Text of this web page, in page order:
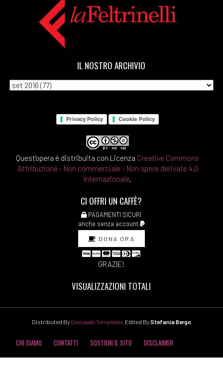
IL NOSTRO ARCHIVIO
Privacy Policy Cookie Policy
Quest'opera è distribuita con Licenza Creative Commons
Attribuzione - Non commerciale - Non opere derivate 4.0
Internazionale.
CI OFFRI UN CAFFÈ?
PAGAMENTI SICURI
anche senza account
DONA ORA
GRAZIE!
VISUALIZZAZIONI TOTALI
Distributed By Gooyaabi Templates Edited ByStefania Bergo
CHI SIAMO CONTATTI SOSTIENI IL SITO DISCLAIMER